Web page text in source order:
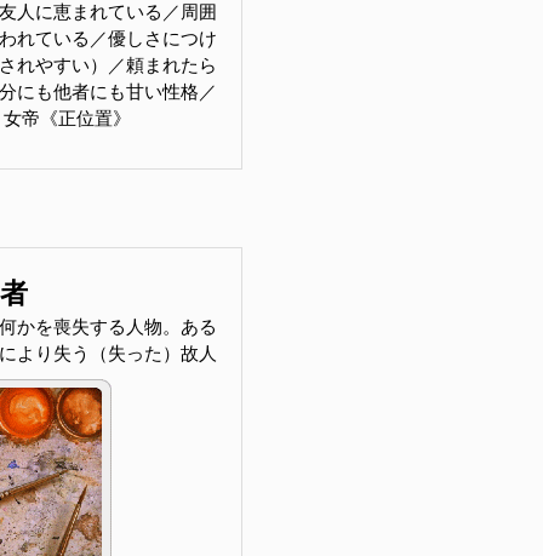
人に恵まれている／周囲
れている／優しさにつけ
れやすい）／頼まれたら
にも他者にも甘い性格／
帝《正位置》
かを喪失する人物。ある
より失う（失った）故人